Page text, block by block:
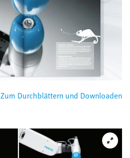
Zum Durchblättern und Downloaden